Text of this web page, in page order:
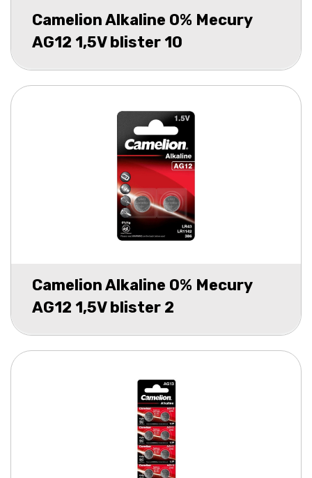
Camelion Alkaline 0% Mecury
AG12 1,5V blister 10
Camelion Alkaline 0% Mecury
AG12 1,5V blister 2